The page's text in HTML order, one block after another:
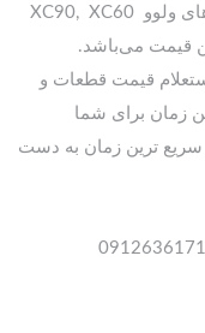
قطعات و لوازم یدکی اصلی تمامی خودرو های ولوو XC90, XC60
قیمت قطعات و
زمان برای شما
سریع ترین زمان به دست